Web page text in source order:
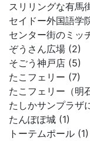
スリリングな有馬
セイドー外国語学
センター街のミッ
ぞうさん広場 (2)
そごう神戸店 (5)
たこフェリー (7)
たこフェリー（明
たしかサンプラザ
たんぽぽ城 (1)
トーテムポール (1)